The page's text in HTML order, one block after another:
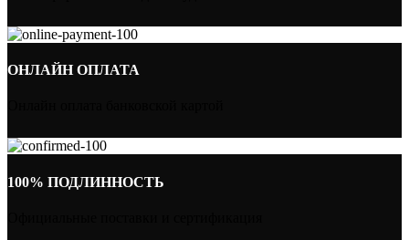
ОНЛАЙН ОПЛАТА
100% ПОДЛИННОСТЬ